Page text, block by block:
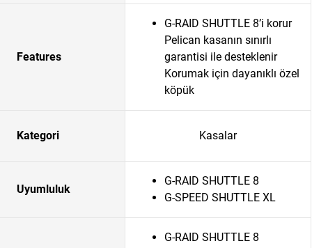
Features
G-RAID SHUTTLE 8’i korur
Pelican kasanın sınırlı
garantisi ile desteklenir
Korumak için dayanıklı özel
köpük
Kategori Kasalar
Uyumluluk
G-RAID SHUTTLE 8
G-SPEED SHUTTLE XL
G-RAID SHUTTLE 8